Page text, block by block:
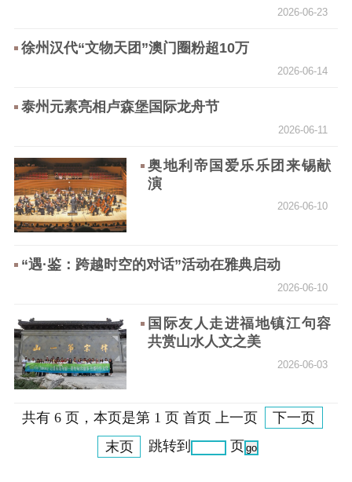
2026-06-23
徐州汉代“文物天团”澳门圈粉超10万
2026-06-14
泰州元素亮相卢森堡国际龙舟节
2026-06-11
奥地利帝国爱乐乐团来锡献
演
2026-06-10
“遇·鉴：跨越时空的对话”活动在雅典启动
2026-06-10
国际友人走进福地镇江句容
共赏山水人文之美
2026-06-03
共有 6 页，本页是第 1 页 首页 上一页
下一页
末页
跳转到 页